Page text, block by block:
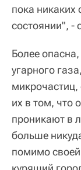
пока
состоянии", -
Более
угарного
микрочастиц,
их в том, что
проникают в
больше
помимо